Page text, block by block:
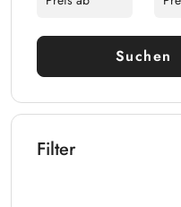
Suchen
Filter